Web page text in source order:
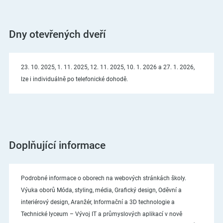
Dny otevřených dveří
23. 10. 2025, 1. 11. 2025, 12. 11. 2025, 10. 1. 2026 a 27. 1. 2026,
lze i individuálně po telefonické dohodě.
Doplňující informace
Podrobné informace o oborech na webových stránkách školy.
Výuka oborů Móda, styling, média, Grafický design, Oděvní a
interiérový design, Aranžér, Informační a 3D technologie a
Technické lyceum – Vývoj IT a průmyslových aplikací v nově